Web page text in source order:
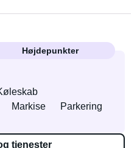
Højdepunkter
Markise Parkering
tjenester